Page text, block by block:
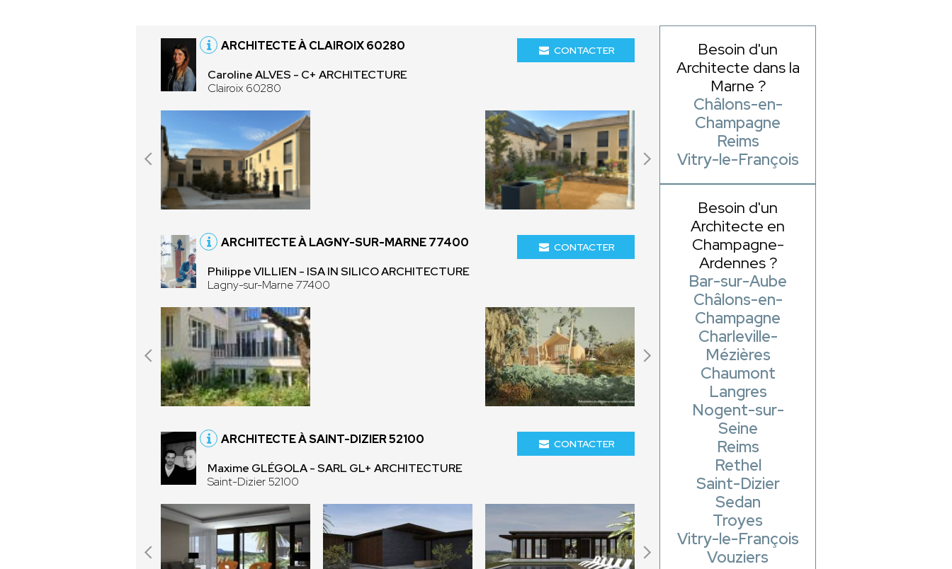
ARCHITECTE À CLAIROIX 60280
Caroline ALVES - C+ ARCHITECTURE
Clairoix 60280
CONTACTER
ARCHITECTE À LAGNY-SUR-MARNE 77400
Philippe VILLIEN - ISA IN SILICO ARCHITECTURE
Lagny-sur-Marne 77400
CONTACTER
ARCHITECTE À SAINT-DIZIER 52100
Maxime GLÉGOLA - SARL GL+ ARCHITECTURE
Saint-Dizier 52100
CONTACTER
Besoin d'un
Architecte dans la
Marne ?
Châlons-en-
Champagne
Reims
Vitry-le-François
Besoin d'un
Architecte en
Champagne-
Ardennes ?
Bar-sur-Aube
Châlons-en-
Champagne
Charleville-
Mézières
Chaumont
Langres
Nogent-sur-
Seine
Reims
Rethel
Saint-Dizier
Sedan
Troyes
Vitry-le-François
Vouziers